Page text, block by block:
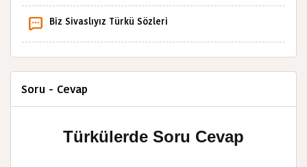
Biz Sivaslıyız Türkü Sözleri
Soru - Cevap
Türkülerde Soru Cevap